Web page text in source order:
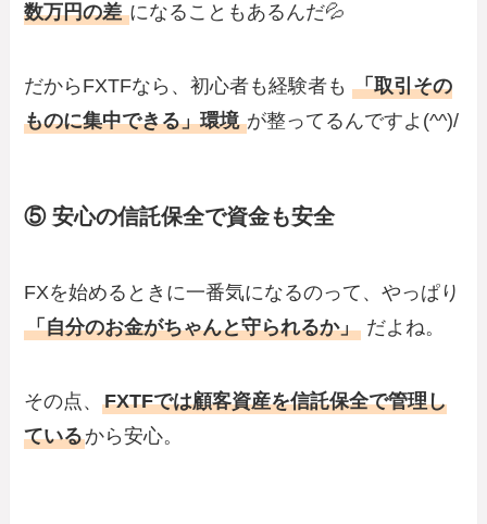
数万円の差になることもあるんだ💦
だからFXTFなら、初心者も経験者も「取引その
ものに集中できる」環境が整ってるんですよ(^^)/
⑤ 安心の信託保全で資金も安全
FXを始めるときに一番気になるのって、やっぱり
「自分のお金がちゃんと守られるか」 だよね。
その点、FXTFでは顧客資産を信託保全で管理し
ているから安心。